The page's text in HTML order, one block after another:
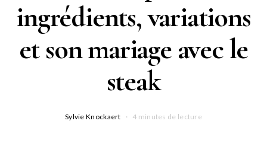
ingrédients, variations
et son mariage avec le
steak
Sylvie Knockaert 4 minutes de lecture